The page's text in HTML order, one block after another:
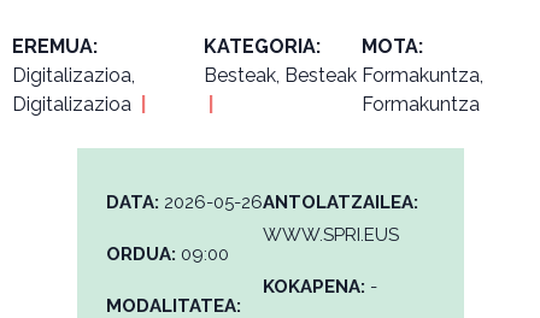
EREMUA:
Digitalizazioa,
Digitalizazioa
KATEGORIA:
Besteak, Besteak
MOTA:
Formakuntza,
Formakuntza
DATA: 2026-05-26
ORDUA: 09:00
MODALITATEA:
ANTOLATZAILEA:
WWW.SPRI.EUS
KOKAPENA: -